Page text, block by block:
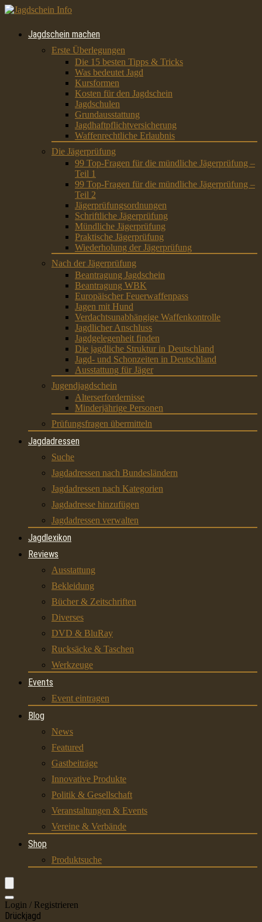
Jagdschein machen
Erste Überlegungen
Die 15 besten Tipps & Tricks
Was bedeutet Jagd
Kursformen
Kosten für den Jagdschein
Jagdschulen
Grundausstattung
Jagdhaftpflichtversicherung
Waffenrechtliche Erlaubnis
Die Jägerprüfung
99 Top-Fragen für die mündliche Jägerprüfung –
Teil 1
99 Top-Fragen für die mündliche Jägerprüfung –
Teil 2
Jägerprüfungsordnungen
Schriftliche Jägerprüfung
Mündliche Jägerprüfung
Praktische Jägerprüfung
Wiederholung der Jägerprüfung
Nach der Jägerprüfung
Beantragung Jagdschein
Beantragung WBK
Europäischer Feuerwaffenpass
Jagen mit Hund
Verdachtsunabhängige Waffenkontrolle
Jagdlicher Anschluss
Jagdgelegenheit finden
Die jagdliche Struktur in Deutschland
Jagd- und Schonzeiten in Deutschland
Ausstattung für Jäger
Jugendjagdschein
Alterserfordernisse
Minderjährige Personen
Prüfungsfragen übermitteln
Jagdadressen
Suche
Jagdadressen nach Bundesländern
Jagdadressen nach Kategorien
Jagdadresse hinzufügen
Jagdadressen verwalten
Jagdlexikon
Reviews
Ausstattung
Bekleidung
Bücher & Zeitschriften
Diverses
DVD & BluRay
Rucksäcke & Taschen
Werkzeuge
Events
Event eintragen
Blog
News
Featured
Gastbeiträge
Innovative Produkte
Politik & Gesellschaft
Veranstaltungen & Events
Vereine & Verbände
Shop
Produktsuche
Login / Registrieren
Drückjagd